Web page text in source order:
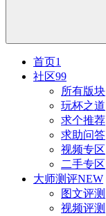
首页1
社区99
所有版块
玩杯之道
求个推荐
求助问答
视频专区
二手专区
大师测评NEW
图文评测
视频评测